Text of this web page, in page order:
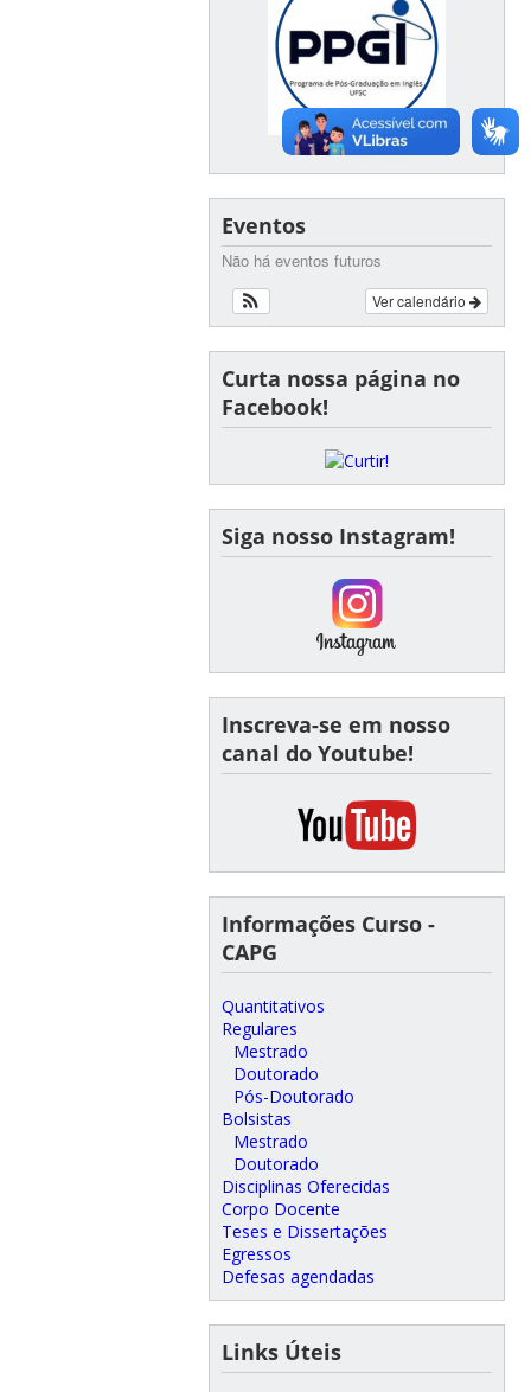
Eventos
Não há eventos futuros
Ver calendário
Curta nossa página no
Facebook!
Siga nosso Instagram!
Inscreva-se em nosso
canal do Youtube!
Informações Curso -
CAPG
Quantitativos
Regulares
Mestrado
Doutorado
Pós-Doutorado
Bolsistas
Mestrado
Doutorado
Disciplinas Oferecidas
Corpo Docente
Teses e Dissertações
Egressos
Defesas agendadas
Links Úteis